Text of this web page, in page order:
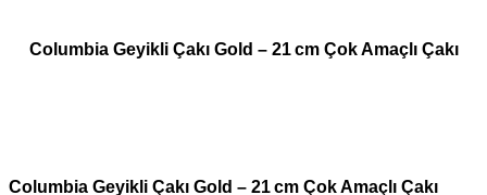
Columbia Geyikli Çakı Gold – 21 cm Çok Amaçlı Çakı
Columbia Geyikli Çakı Gold – 21 cm Çok Amaçlı Çakı